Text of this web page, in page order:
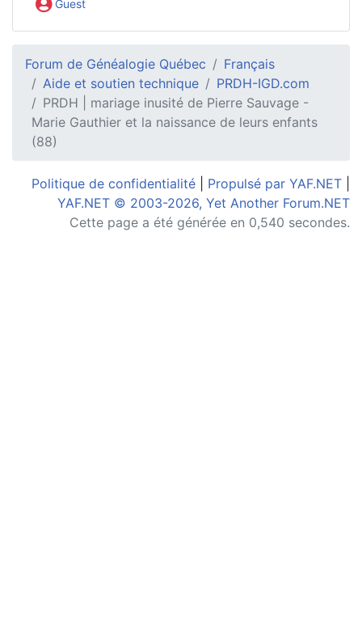
Guest
Forum de Généalogie Québec
Français
Aide et soutien technique
PRDH-IGD.com
PRDH | mariage inusité de Pierre Sauvage -
Marie Gauthier et la naissance de leurs enfants
(88)
Politique de confidentialité Propulsé par YAF.NET
YAF.NET © 2003-2026, Yet Another Forum.NET
Cette page a été générée en 0,540 secondes.